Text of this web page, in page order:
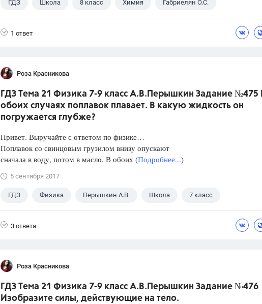
ГДЗ Школа 8 класс Химия Габриелян О.С.
1 ответ
Роза Красникова
ГДЗ Тема 21 Физика 7-9 класс А.В.Перышкин Задание №475
обоих случаях поплавок плавает. В какую жидкость он
погружается глубже?
Привет. Выручайте с ответом по физике…
Поплавок со свинцовым грузилом внизу опускают
сначала в воду, потом в масло. В обоих (Подробнее...)
5 сентября 2017
ГДЗ Физика Перышкин А.В. Школа 7 класс
3 ответа
Роза Красникова
ГДЗ Тема 21 Физика 7-9 класс А.В.Перышкин Задание №476
Изобразите силы, действующие на тело.